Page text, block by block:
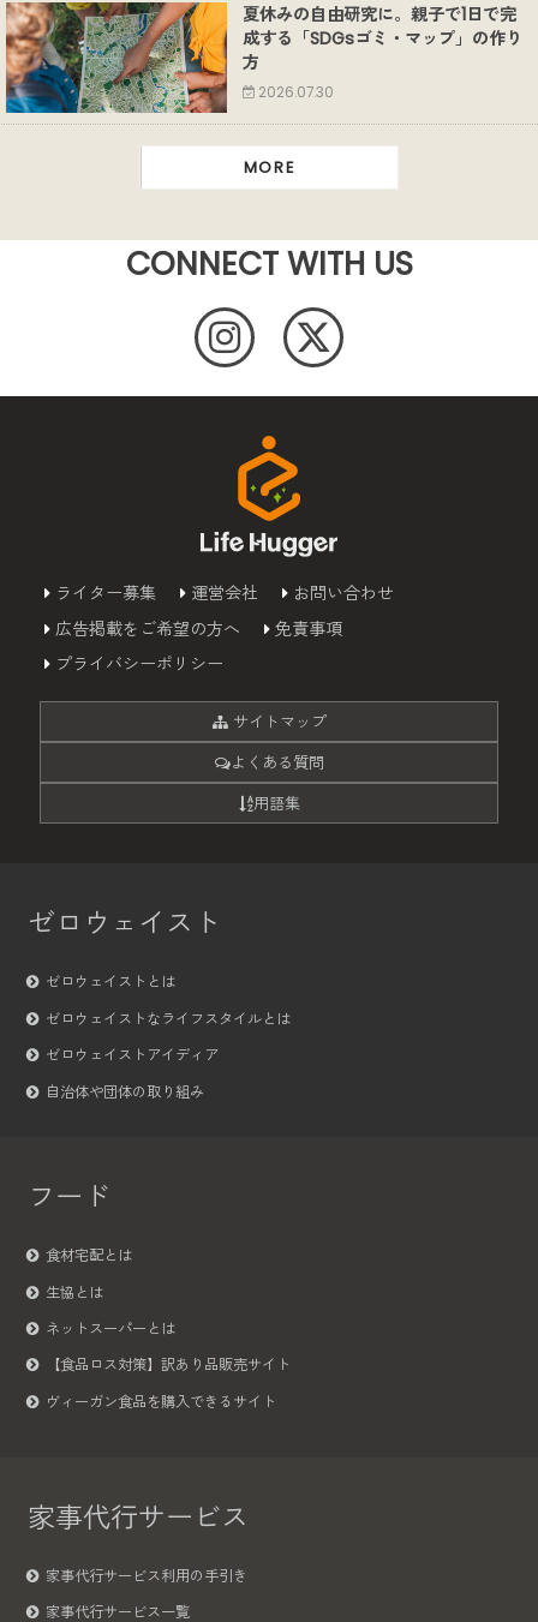
夏休みの自由研究に。親子で1日で完
成する「SDGsゴミ・マップ」の作り
方
2026.07.30
MORE
CONNECT WITH US
ライター募集 運営会社
お問い合わせ
広告掲載をご希望の方へ
免責事項
プライバシーポリシー
サイトマップ
よくある質問
用語集
ゼロウェイスト
ゼロウェイストとは
ゼロウェイストなライフスタイルとは
ゼロウェイストアイディア
自治体や団体の取り組み
フード
食材宅配とは
生協とは
ネットスーパーとは
【食品ロス対策】訳あり品販売サイト
ヴィーガン食品を購入できるサイト
家事代行サービス
家事代行サービス利用の手引き
家事代行サービス一覧